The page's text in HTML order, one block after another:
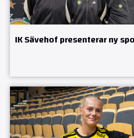
IK Sävehof presenterar ny